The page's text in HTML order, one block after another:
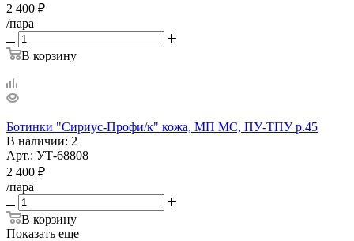
2 400 ₽
/пара
В корзину
Ботинки "Сириус-Профи/к" кожа, МП МС, ПУ-ТПУ р.45
В наличии: 2
Арт.: УТ-68808
2 400 ₽
/пара
В корзину
Показать еще